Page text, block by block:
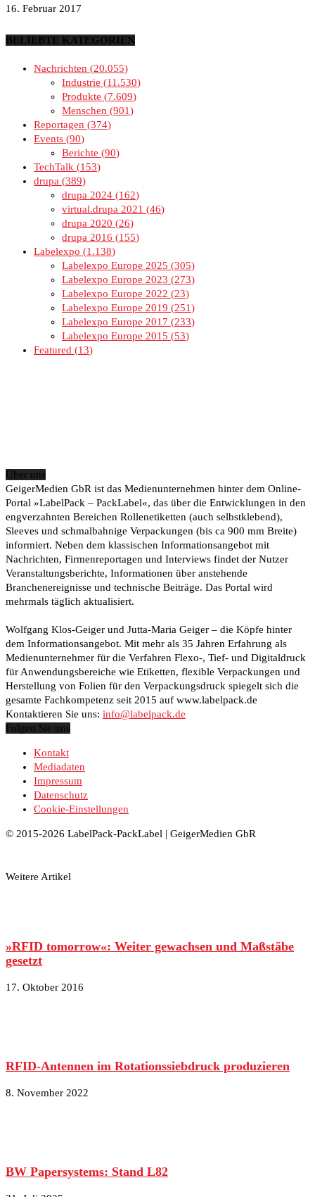
16. Februar 2017
BELIEBTE KATEGORIEN
Nachrichten
20.055
Industrie
11.530
Produkte
7.609
Menschen
901
Reportagen
374
Events 90
Berichte
90
TechTalk
153
drupa
389
drupa 2024
162
virtual.drupa 2021
46
drupa 2020
26
drupa 2016
155
Labelexpo
1.138
Labelexpo Europe 2025
305
Labelexpo Europe 2023
273
Labelexpo Europe 2022
23
Labelexpo Europe 2019
251
Labelexpo Europe 2017
233
Labelexpo Europe 2015
53
Featured
13
Über uns
GeigerMedien GbR ist das Medienunternehmen hinter dem Online-
Portal »LabelPack – PackLabel«, das über die Entwicklungen in den
engverzahnten Bereichen Rollenetiketten (auch selbstklebend),
Sleeves und schmalbahnige Verpackungen (bis ca 900 mm Breite)
informiert. Neben dem klassischen Informationsangebot mit
Nachrichten, Firmenreportagen und Interviews findet der Nutzer
Veranstaltungsberichte, Informationen über anstehende
Branchenereignisse und technische Beiträge. Das Portal wird
mehrmals täglich aktualisiert.
Wolfgang Klos-Geiger und Jutta-Maria Geiger – die Köpfe hinter
dem Informationsangebot. Mit mehr als 35 Jahren Erfahrung als
Medienunternehmer für die Verfahren Flexo-, Tief- und Digitaldruck
für Anwendungsbereiche wie Etiketten, flexible Verpackungen und
Herstellung von Folien für den Verpackungsdruck spiegelt sich die
gesamte Fachkompetenz seit 2015 auf www.labelpack.de
Kontaktieren Sie uns: info@labelpack.de
Folgen Sie uns
Kontakt
Mediadaten
Impressum
Datenschutz
Cookie-Einstellungen
© 2015-2026 LabelPack-PackLabel | GeigerMedien GbR
Weitere Artikel
»RFID tomorrow«: Weiter gewachsen und Maßstäbe
gesetzt
17. Oktober 2016
RFID-Antennen im Rotationssiebdruck produzieren
8. November 2022
BW Papersystems: Stand L82